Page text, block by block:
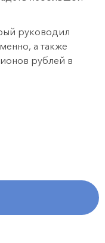
руководил
а также
рублей в